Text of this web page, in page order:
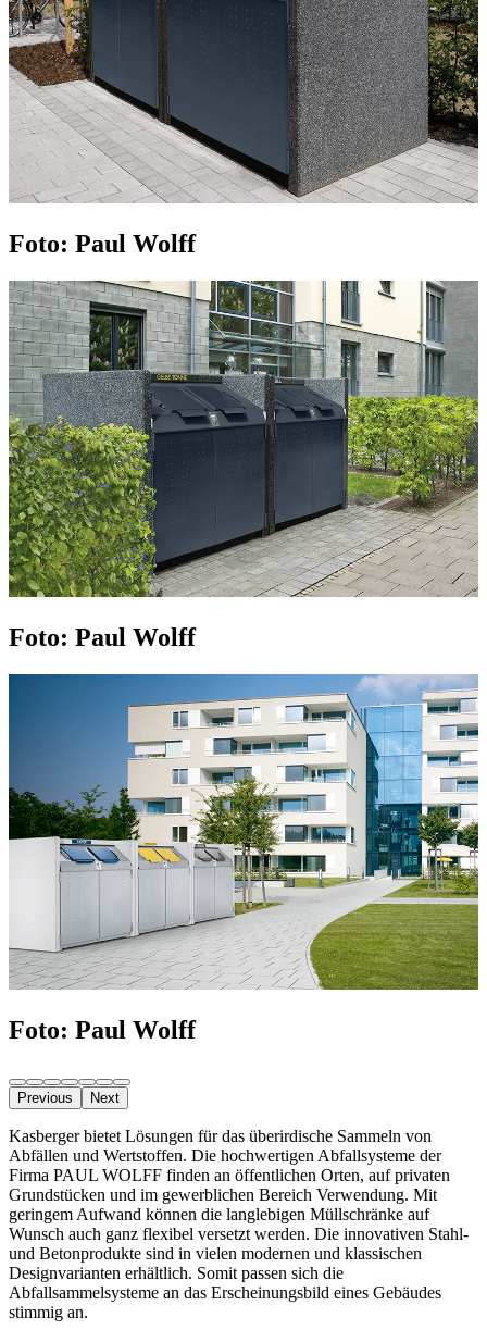
Foto: Paul Wolff
Foto: Paul Wolff
Foto: Paul Wolff
Previous Next
Kasberger bietet Lösungen für das überirdische Sammeln von
Abfällen und Wertstoffen. Die hochwertigen Abfallsysteme der
Firma PAUL WOLFF finden an öffentlichen Orten, auf privaten
Grundstücken und im gewerblichen Bereich Verwendung. Mit
geringem Aufwand können die langlebigen Müllschränke auf
Wunsch auch ganz flexibel versetzt werden. Die innovativen Stahl-
und Betonprodukte sind in vielen modernen und klassischen
Designvarianten erhältlich. Somit passen sich die
Abfallsammelsysteme an das Erscheinungsbild eines Gebäudes
stimmig an.